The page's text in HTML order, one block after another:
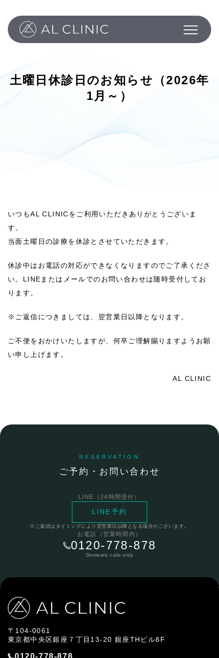
Philosophy
Column
News
土曜日休診日のお知らせ（2026年
1月～）
いつもAL CLINICをご利用いただきありがとうございま
す。
当面土曜日の診療を休診とさせていただきます。
休診中はお電話の対応ができなくなりますのでご了承くださ
い。LINEまたはメールでのお問い合わせは随時受付してお
ります。
※ご返信につきましては、翌営業日以降となります。
ご不便をおかけいたしますが、何卒ご理解賜りますようお願
い申し上げます。
AL CLINIC
RESERVATION
ご予約・お問い合わせ
LINE（24時間受付）
LINE予約
※ご返信はタイミングにより翌営業日以降となる場合がございます。
お電話（営業時間内）
0120-778-878
Domestic calls only
〒104-0061
東京都中央区銀座７丁目13-20 銀座THビル8F